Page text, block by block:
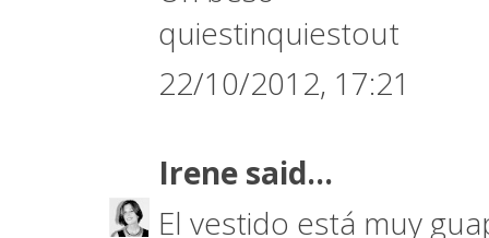
quiestinquiestout
22/10/2012, 17:21
Irene said...
El vestido está muy